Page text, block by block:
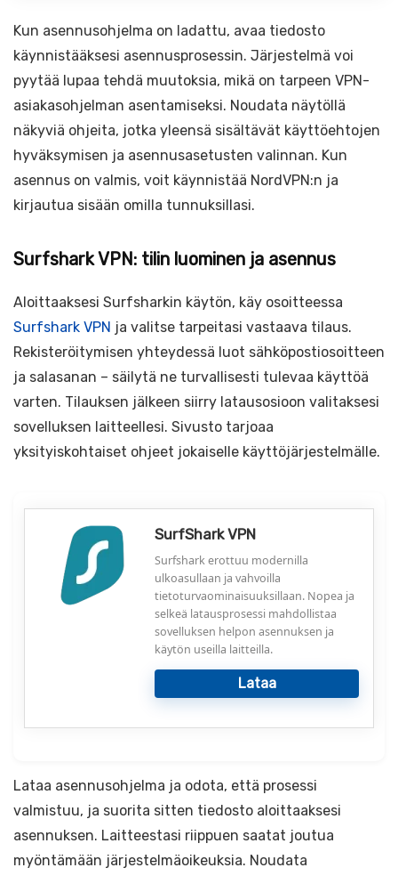
Kun asennusohjelma on ladattu, avaa tiedosto
käynnistääksesi asennusprosessin. Järjestelmä voi
pyytää lupaa tehdä muutoksia, mikä on tarpeen VPN-
asiakasohjelman asentamiseksi. Noudata näytöllä
näkyviä ohjeita, jotka yleensä sisältävät käyttöehtojen
hyväksymisen ja asennusasetusten valinnan. Kun
asennus on valmis, voit käynnistää NordVPN:n ja
kirjautua sisään omilla tunnuksillasi.
Surfshark VPN: tilin luominen ja asennus
Aloittaaksesi Surfsharkin käytön, käy osoitteessa
Surfshark VPN ja valitse tarpeitasi vastaava tilaus.
Rekisteröitymisen yhteydessä luot sähköpostiosoitteen
ja salasanan – säilytä ne turvallisesti tulevaa käyttöä
varten. Tilauksen jälkeen siirry latausosioon valitaksesi
sovelluksen laitteellesi. Sivusto tarjoaa
yksityiskohtaiset ohjeet jokaiselle käyttöjärjestelmälle.
SurfShark VPN
Surfshark erottuu modernilla
ulkoasullaan ja vahvoilla
tietoturvaominaisuuksillaan. Nopea ja
selkeä latausprosessi mahdollistaa
sovelluksen helpon asennuksen ja
käytön useilla laitteilla.
Lataa
Lataa asennusohjelma ja odota, että prosessi
valmistuu, ja suorita sitten tiedosto aloittaaksesi
asennuksen. Laitteestasi riippuen saatat joutua
myöntämään järjestelmäoikeuksia. Noudata